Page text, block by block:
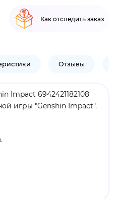
Как отследить заказ
Отзывы
Impact 6942421182108
игры "Genshin Impact".